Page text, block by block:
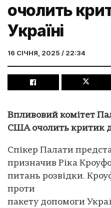
очолить
Україні
16 СІЧНЯ, 2025 / 22:34
Впливовий комітет
США очолить критик
Спікер Палати
призначив Ріка
питань розвідки.
проти
пакету допомоги